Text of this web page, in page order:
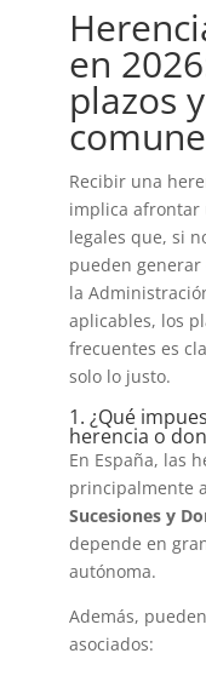
en
plazos
Recibir una
implica afrontar
legales que, si
pueden generar
la
aplicables, los
frecuentes es
solo lo justo.
1. ¿Qué
herencia o
En España, las
principalmente
Sucesiones y
depende en
autónoma.
Además,
asociados: